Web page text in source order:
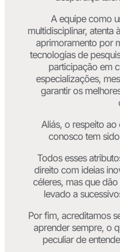
A equipe como
multidisciplinar, atenta
aprimoramento por
tecnologias de
participação em
especializações,
garantir os
Aliás, o respeito
conosco tem
Todos esses
direito com ideias
céleres, mas que
levado a
Por fim, acreditamos
aprender sempre, o
peculiar de